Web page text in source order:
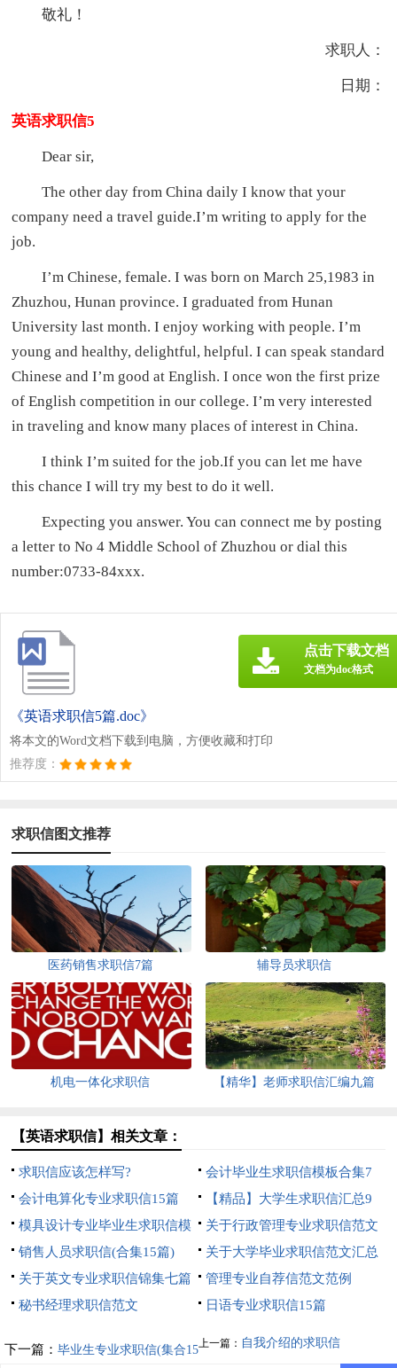
敬礼！
求职人：
日期：
英语求职信5
Dear sir,
The other day from China daily I know that your
company need a travel guide.I’m writing to apply for the
job.
I’m Chinese, female. I was born on March 25,1983 in
Zhuzhou, Hunan province. I graduated from Hunan
University last month. I enjoy working with people. I’m
young and healthy, delightful, helpful. I can speak standard
Chinese and I’m good at English. I once won the first prize
of English competition in our college. I’m very interested
in traveling and know many places of interest in China.
I think I’m suited for the job.If you can let me have
this chance I will try my best to do it well.
Expecting you answer. You can connect me by posting
a letter to No 4 Middle School of Zhuzhou or dial this
number:0733-84xxx.
《英语求职信5篇.doc》
将本文的Word文档下载到电脑，方便收藏和打印
推荐度：
点击下载文档
文档为doc格式
求职信图文推荐
医药销售求职信7篇 辅导员求职信
机电一体化求职信 【精华】老师求职信汇编九篇
【英语求职信】相关文章：
求职信应该怎样写?
会计毕业生求职信模板合集7
篇
会计电算化专业求职信15篇
【精品】大学生求职信汇总9
篇
模具设计专业毕业生求职信模
板
关于行政管理专业求职信范文
合集8篇
销售人员求职信(合集15篇)
关于大学毕业求职信范文汇总
7篇
关于英文专业求职信锦集七篇
管理专业自荐信范文范例
秘书经理求职信范文
日语专业求职信15篇
上一篇： 自我介绍的求职信
下一篇： 毕业生专业求职信(集合15